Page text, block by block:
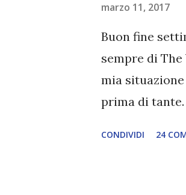
come le altre
dell’universo:
accettata dai
davanti agli
marzo 11, 2017
Buon fine
sempre di
mia
prima di
CONDIVIDI 24